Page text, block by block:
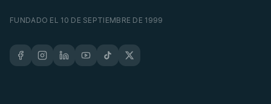
FUNDADO EL 10 DE SEPTIEMBRE DE 1999